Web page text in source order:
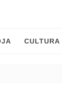
CULTURA